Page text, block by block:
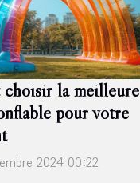
choisir la
pour votre
2024 00:22